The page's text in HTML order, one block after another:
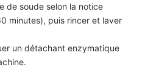
de soude selon la notice
minutes), puis rincer et laver
un détachant enzymatique